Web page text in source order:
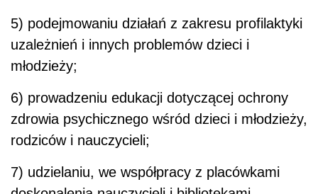
5) podejmowaniu działań z zakresu profilaktyki
uzależnień i innych problemów dzieci i
młodzieży;
6) prowadzeniu edukacji dotyczącej ochrony
zdrowia psychicznego wśród dzieci i młodzieży,
rodziców i nauczycieli;
7) udzielaniu, we współpracy z placówkami